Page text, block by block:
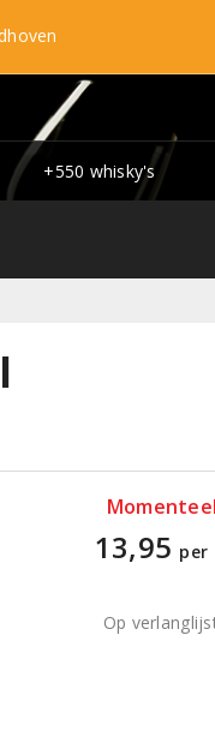
+550 whisky's
13,95 per
Op